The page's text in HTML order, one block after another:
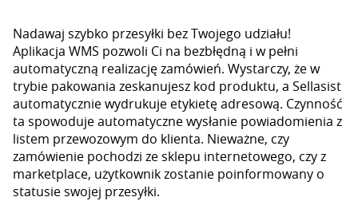
Nadawaj szybko przesyłki bez Twojego udziału!
Aplikacja WMS pozwoli Ci na bezbłędną i w pełni
automatyczną realizację zamówień. Wystarczy, że w
trybie pakowania zeskanujesz kod produktu, a Sellasist
automatycznie wydrukuje etykietę adresową. Czynność
ta spowoduje automatyczne wysłanie powiadomienia z
listem przewozowym do klienta. Nieważne, czy
zamówienie pochodzi ze sklepu internetowego, czy z
marketplace, użytkownik zostanie poinformowany o
statusie swojej przesyłki.